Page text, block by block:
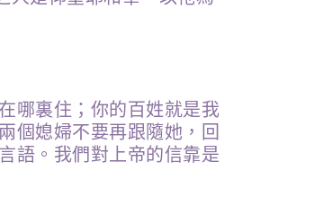
哪裏住；你的百姓就是我
個媳婦不要再跟隨她，回
語。我們對上帝的信靠是